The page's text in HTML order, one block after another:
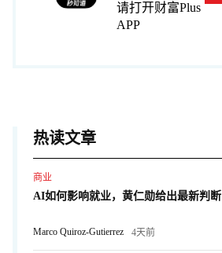
请打开财富Plus
APP
热读文章
商业
AI如何影响就业，黄仁勋给出最新判断
Marco Quiroz-Gutierrez 4天前